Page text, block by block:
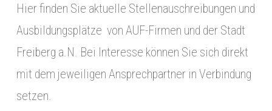
Hier finden Sie aktuelle Stellenauschreibungen und
Ausbildungsplätze von AUF-Firmen und der Stadt
Freiberg a.N. Bei Interesse können Sie sich direkt
mit dem jeweiligen Ansprechpartner in Verbindung
setzen.